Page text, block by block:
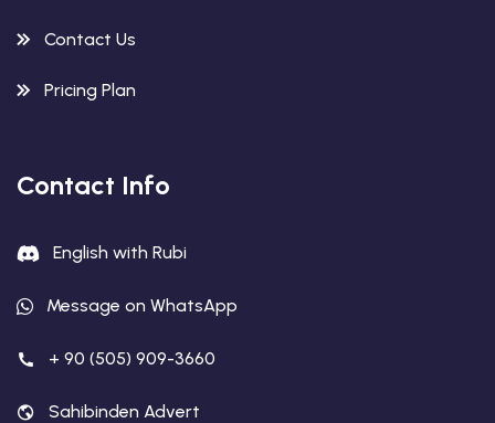
Contact Us
Pricing Plan
Contact Info
English with Rubi
Message on WhatsApp
+ 90 (505) 909-3660
Sahibinden Advert